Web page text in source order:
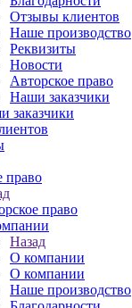
Отзывы клиентов
Наше производство
Реквизиты
Новости
Авторское право
Наши заказчики
заказчики
право
право
Назад
О компании
О компании
Наше производство